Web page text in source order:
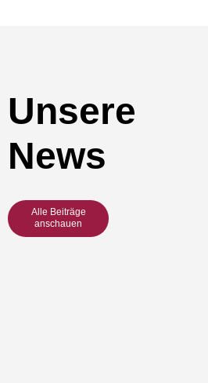
Unsere
News
Alle Beiträge
anschauen